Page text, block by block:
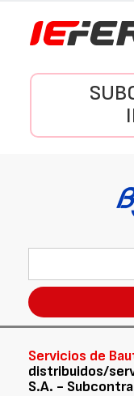
Servicios de
distribuidos/
S.A. -